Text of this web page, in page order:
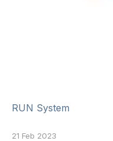
RUN System
21 Feb 2023